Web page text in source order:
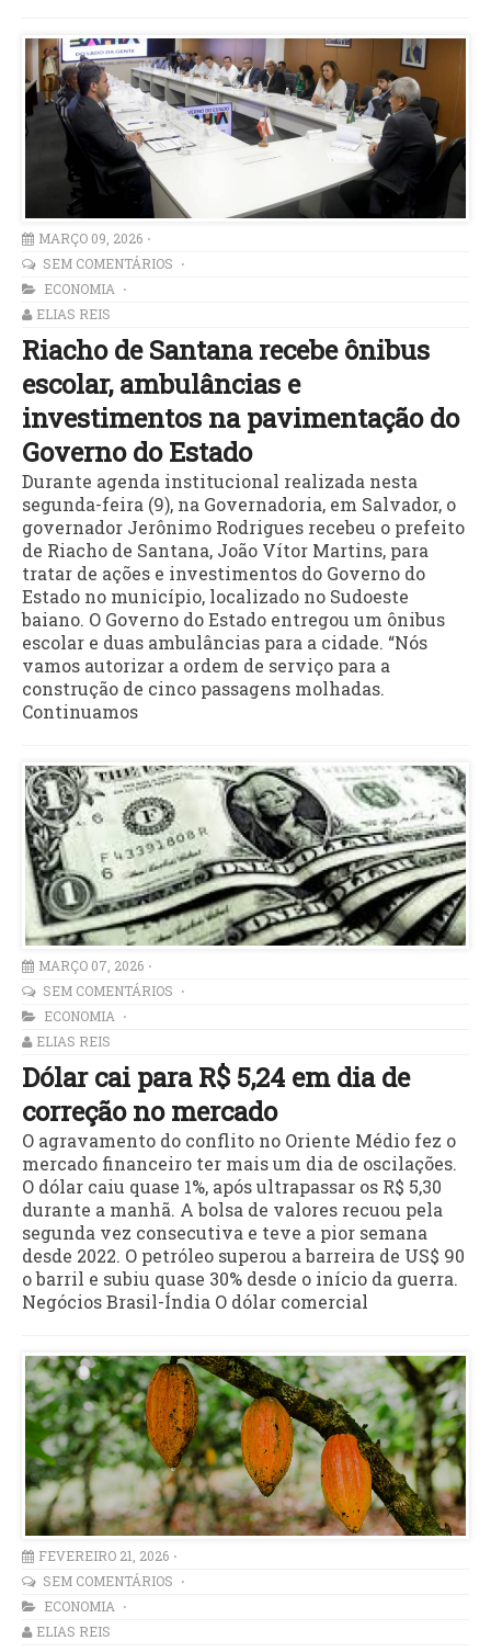
MARÇO 09, 2026
SEM COMENTÁRIOS
ECONOMIA
ELIAS REIS
Riacho de Santana recebe ônibus
escolar, ambulâncias e
investimentos na pavimentação do
Governo do Estado
Durante agenda institucional realizada nesta
segunda-feira (9), na Governadoria, em Salvador, o
governador Jerônimo Rodrigues recebeu o prefeito
de Riacho de Santana, João Vítor Martins, para
tratar de ações e investimentos do Governo do
Estado no município, localizado no Sudoeste
baiano. O Governo do Estado entregou um ônibus
escolar e duas ambulâncias para a cidade. “Nós
vamos autorizar a ordem de serviço para a
construção de cinco passagens molhadas.
Continuamos
MARÇO 07, 2026
SEM COMENTÁRIOS
ECONOMIA
ELIAS REIS
Dólar cai para R$ 5,24 em dia de
correção no mercado
O agravamento do conflito no Oriente Médio fez o
mercado financeiro ter mais um dia de oscilações.
O dólar caiu quase 1%, após ultrapassar os R$ 5,30
durante a manhã. A bolsa de valores recuou pela
segunda vez consecutiva e teve a pior semana
desde 2022. O petróleo superou a barreira de US$ 90
o barril e subiu quase 30% desde o início da guerra.
Negócios Brasil-Índia O dólar comercial
FEVEREIRO 21, 2026
SEM COMENTÁRIOS
ECONOMIA
ELIAS REIS